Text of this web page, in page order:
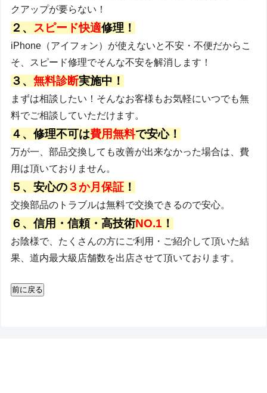
クアップが要らない！
２、 スピード快適修理！
iPhone（アイフォン）が使えないと不安・不便だからこ
そ、スピード修理でそんな不安を解消します！
３、無料診断実施中！
まずは相談したい！そんなお客様もお気軽にいつでも無
料でご相談していただけます。
４、修理不可は費用無料で安心！
万が一、部品交換しても改善が出来なかった場合は、費
用は頂いておりません。
５、安心の３か月保証 ！
交換部品のトラブルは無料で交換できるので安心。
６、信用・信頼・高技術NO.1 ！
お陰様で、たくさんの方にご利用・ご紹介して頂いた結
果、道内最大級店舗数を出店させて頂いております。